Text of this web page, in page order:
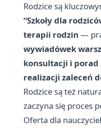
Rodzice są
“Szkoły dla
terapii rodzin —
wywiadówek
konsultacji i porad
realizacji zaleceń
Rodzice są też
zaczyna się proces
Oferta dla